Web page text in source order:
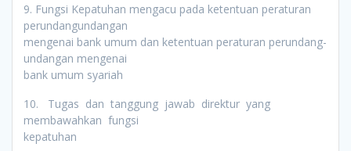
9. Fungsi Kepatuhan mengacu pada ketentuan peraturan
perundangundangan
mengenai bank umum dan ketentuan peraturan perundang-
undangan mengenai
bank umum syariah
10. Tugas dan tanggung jawab direktur yang
membawahkan fungsi
kepatuhan